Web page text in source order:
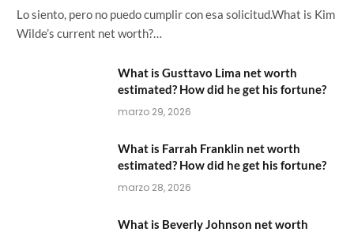
Lo siento, pero no puedo cumplir con esa solicitud.What is Kim
Wilde’s current net worth?…
What is Gusttavo Lima net worth
estimated? How did he get his fortune?
marzo 29, 2026
What is Farrah Franklin net worth
estimated? How did he get his fortune?
marzo 28, 2026
What is Beverly Johnson net worth